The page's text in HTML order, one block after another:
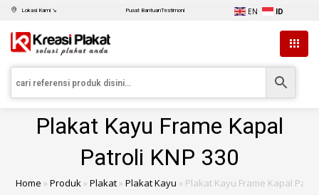
Lokasi Kami ↘ Pusat BantuanTestimoni EN ID
Plakat Kayu Frame Kapal
Patroli KNP 330
Home »Produk»Plakat»Plakat Kayu » Plakat Kayu Frame Kapal